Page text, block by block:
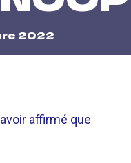
2022
affirmé que